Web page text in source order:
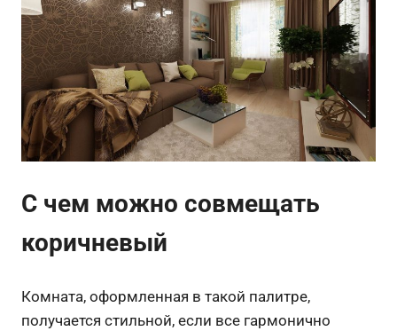
С чем можно совмещать
коричневый
Комната, оформленная в такой палитре,
получается стильной, если все гармонично